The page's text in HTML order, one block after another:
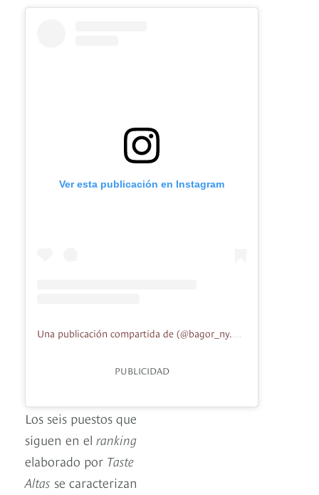
Ver esta publicación en Instagram
PUBLICIDAD
Los seis puestos que
siguen en el ranking
elaborado por Taste
Altas se caracterizan